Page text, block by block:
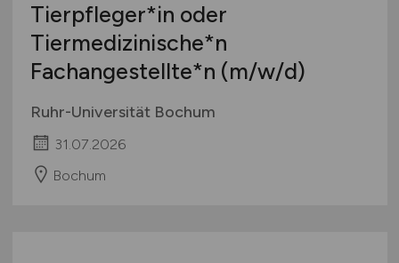
Tierpfleger*in oder
Tiermedizinische*n
Fachangestellte*n (m/w/d)
Ruhr-Universität Bochum
31.07.2026
Bochum